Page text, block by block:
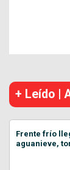
+ Leído |
Frente frío
aguanieve,